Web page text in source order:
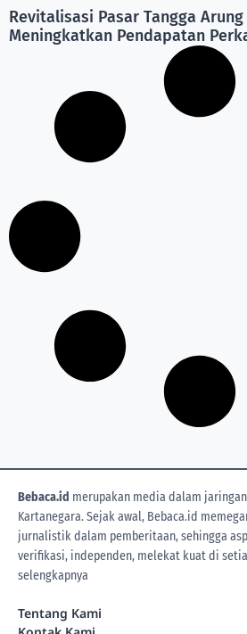
Revitalisasi Pasar Tangga
Meningkatkan Pendapatan
Bebaca.id merupakan media dalam
Kartanegara. Sejak awal, Bebaca.id
jurnalistik dalam pemberitaan, sehingga
verifikasi, independen, melekat kuat di
selengkapnya
Tentang Kami